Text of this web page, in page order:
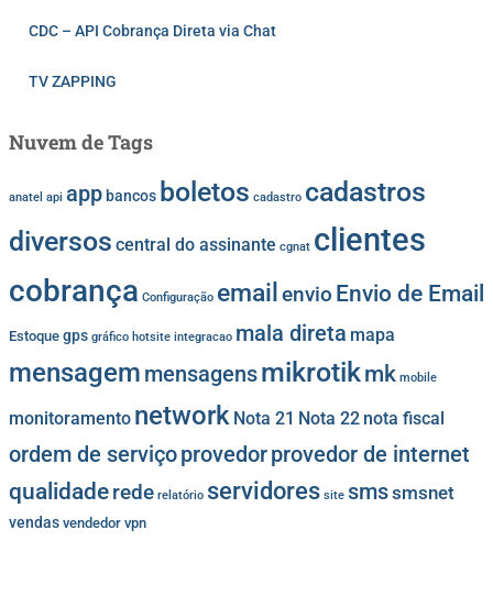
CDC – API Cobrança Direta via Chat
TV ZAPPING
Nuvem de Tags
anatel api app bancos boletos cadastro cadastros
diversos central do assinante cgnat clientes
cobrança Configuração email envio Envio de Email
Estoque gps gráfico hotsite integracao mala direta mapa
mensagem mensagensmikrotikmk mobile
monitoramento network Nota 21 Nota 22 nota fiscal
ordem de serviçoprovedorprovedor de internet
qualidaderede relatório servidores site smssmsnet
vendas vendedor vpn